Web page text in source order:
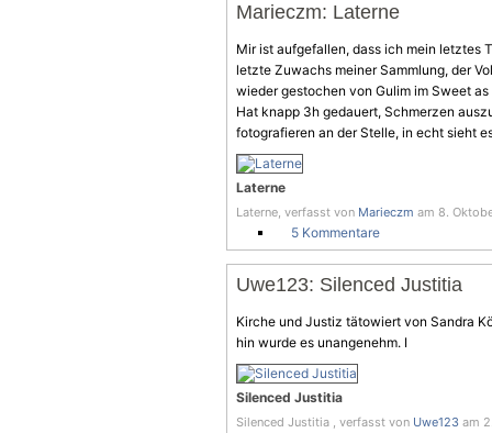
Marieczm: Laterne
Mir ist aufgefallen, dass ich mein letztes
letzte Zuwachs meiner Sammlung, der
wieder gestochen von Gulim im Sweet
Hat knapp 3h gedauert, Schmerzen
fotografieren an der Stelle, in echt sieht
Laterne
Laterne, verfasst von Marieczm am 8.
5 Kommentare
Uwe123: Silenced Justitia
Kirche und Justiz tätowiert von Sandra
hin wurde es unangenehm. I
Silenced Justitia
Silenced Justitia , verfasst von Uwe123 am